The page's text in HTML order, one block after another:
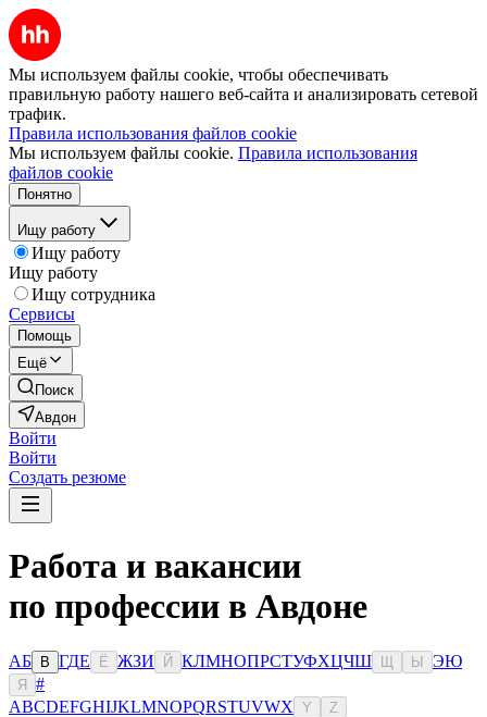
Мы используем файлы cookie, чтобы обеспечивать
правильную работу нашего веб-сайта и анализировать сетевой
трафик.
Правила использования файлов cookie
Мы используем файлы cookie. Правила использования
файлов cookie
Понятно
Ищу работу
Ищу работу
Ищу работу
Ищу сотрудника
Сервисы
Помощь
Ещё
Поиск
Авдон
Войти
Войти
Создать резюме
Работа и вакансии
по профессии в Авдоне
АБ В ГДЕ Ё ЖЗИ Й КЛМНОПРСТУФХЦЧШ Ы ЭЮ
Я
#
ABCDEFGHIJKLMNOPQRSTUVWX Y Z